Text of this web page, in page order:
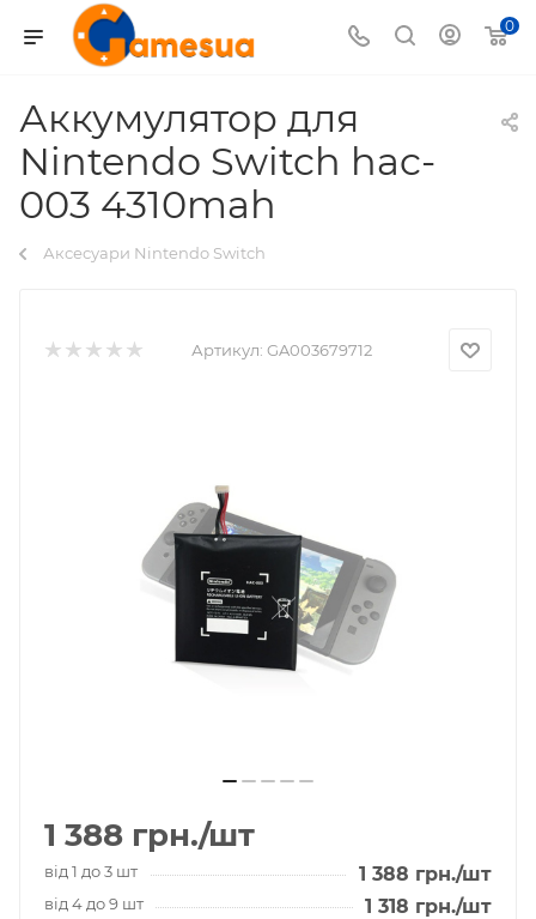
0
Аккумулятор для
Nintendo Switch hac-
003 4310mah
Аксесуари Nintendo Switch
Артикул: GA003679712
1 388 грн./шт
від 1 до 3 шт 1 388 грн./шт
від 4 до 9 шт 1 318 грн./шт